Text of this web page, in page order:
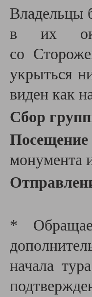
Владельцы
в их
со
укрыться
виден как
Сбор
монумента
*
начала